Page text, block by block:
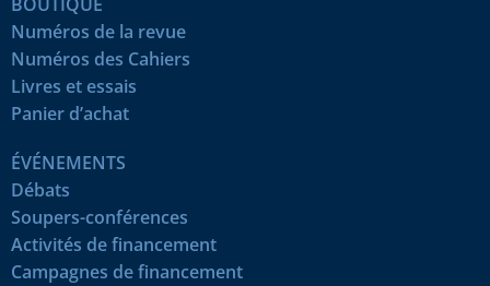
Numéros de la revue
Numéros des Cahiers
Livres et essais
Panier d’achat
ÉVÉNEMENTS
Débats
Soupers-conférences
Activités de financement
Campagnes de financement